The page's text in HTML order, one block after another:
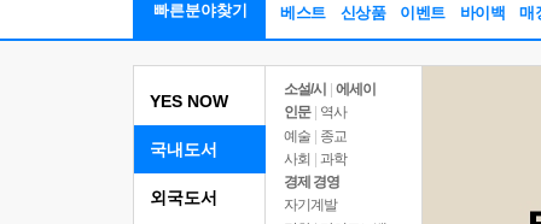
빠른분야찾기 베스트 신상품 이벤트 바이백 매
YES NOW
국내도서
소설/시
에세이
인문
역사
예술 | 종교
사회 | 과학
경제 경영
자기계발
외국도서